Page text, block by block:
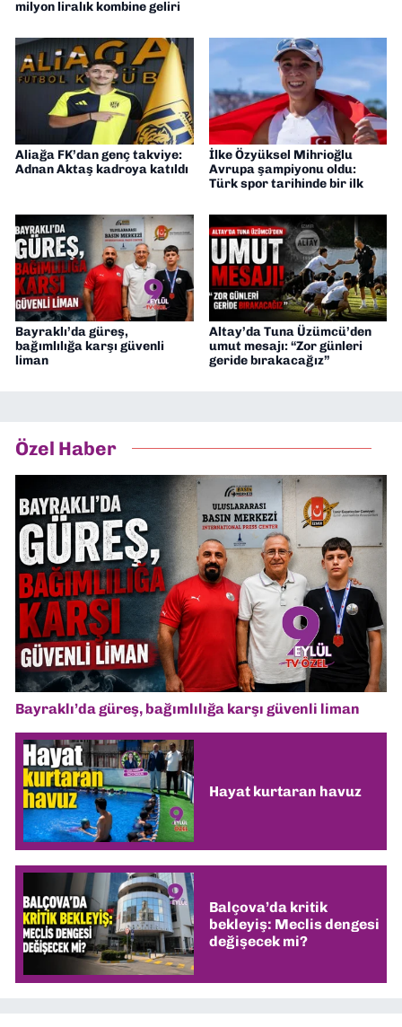
milyon liralık kombine geliri
Aliağa FK’dan genç takviye:
Adnan Aktaş kadroya katıldı
İlke Özyüksel Mihrioğlu
Avrupa şampiyonu oldu:
Türk spor tarihinde bir ilk
Bayraklı’da güreş,
bağımlılığa karşı güvenli
liman
Altay’da Tuna Üzümcü’den
umut mesajı: “Zor günleri
geride bırakacağız”
Özel Haber
Bayraklı’da güreş, bağımlılığa karşı güvenli liman
Hayat kurtaran havuz
Balçova’da kritik
bekleyiş: Meclis dengesi
değişecek mi?